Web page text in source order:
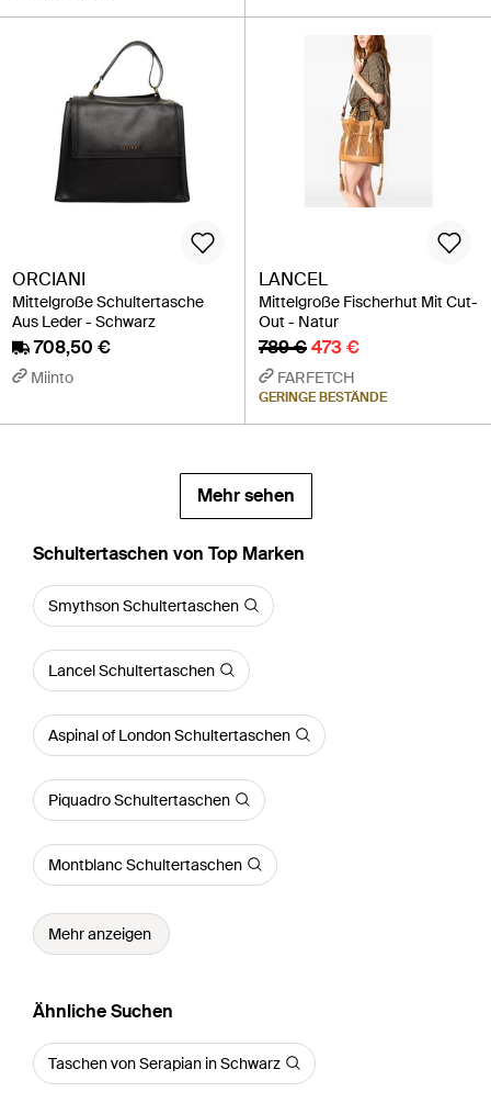
ORCIANI
Mittelgroße Schultertasche
Aus Leder - Schwarz
708,50 €
Miinto
LANCEL
Mittelgroße Fischerhut Mit Cut-
Out - Natur
789 €473 €
FARFETCH
GERINGE BESTÄNDE
Mehr sehen
Schultertaschen von Top Marken
Smythson Schultertaschen
Lancel Schultertaschen
Aspinal of London Schultertaschen
Piquadro Schultertaschen
Montblanc Schultertaschen
Mehr anzeigen
Ähnliche Suchen
Taschen von Serapian in Schwarz